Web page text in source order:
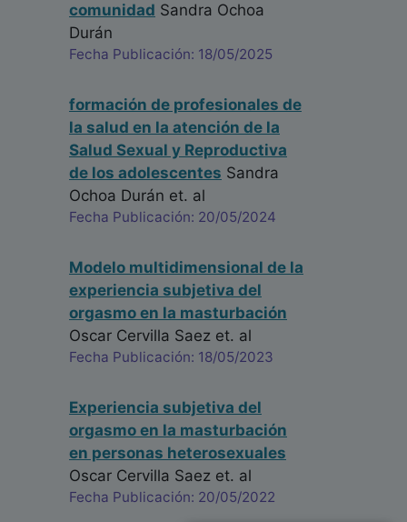
comunidad Sandra Ochoa
Durán
Fecha Publicación: 18/05/2025
formación de profesionales de
la salud en la atención de la
Salud Sexual y Reproductiva
de los adolescentes Sandra
Ochoa Durán et. al
Fecha Publicación: 20/05/2024
Modelo multidimensional de la
experiencia subjetiva del
orgasmo en la masturbación
Oscar Cervilla Saez et. al
Fecha Publicación: 18/05/2023
Experiencia subjetiva del
orgasmo en la masturbación
en personas heterosexuales
Oscar Cervilla Saez et. al
Fecha Publicación: 20/05/2022